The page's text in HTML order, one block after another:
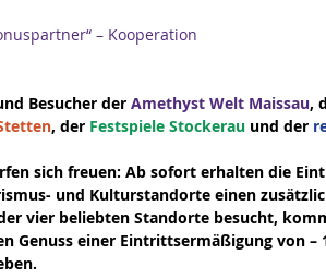
– Kooperation
Besucher der Amethyst Welt Maissau,
, der Festspiele Stockerau und der
sich freuen: Ab sofort erhalten die
und Kulturstandorte einen
vier beliebten Standorte besucht,
Genuss einer Eintrittsermäßigung von –